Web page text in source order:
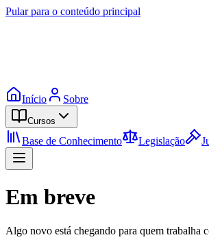
Pular para o conteúdo principal
Início Sobre
Cursos
Base de Conhecimento Legislação
Em breve
Algo novo está chegando para quem trabalha